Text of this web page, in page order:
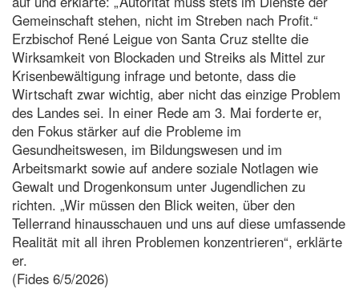
Gemeinschaft stehen, nicht im Streben nach Profit.“
Erzbischof René Leigue von Santa Cruz stellte die
Wirksamkeit von Blockaden und Streiks als Mittel zur
Krisenbewältigung infrage und betonte, dass die
Wirtschaft zwar wichtig, aber nicht das einzige Problem
des Landes sei. In einer Rede am 3. Mai forderte er,
den Fokus stärker auf die Probleme im
Gesundheitswesen, im Bildungswesen und im
Arbeitsmarkt sowie auf andere soziale Notlagen wie
Gewalt und Drogenkonsum unter Jugendlichen zu
richten. „Wir müssen den Blick weiten, über den
Tellerrand hinausschauen und uns auf diese umfassende
Realität mit all ihren Problemen konzentrieren“, erklärte
er.
(Fides 6/5/2026)